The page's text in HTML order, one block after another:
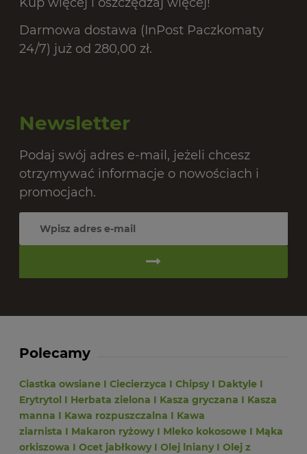
Darmowa dostawa (InPost Paczkomaty
24/7) już od 280,00 zł.
Newsletter
Podaj swój adres e-mail, jeżeli chcesz
otrzymywać informacje o nowościach i
promocjach.
Polecamy
Ciastka owsiane I Ciecierzyca I ChipsyI Daktyle I
Erytrytol I Herbata zielona I Kasza gryczana I Kasza
manna I Kawa rozpuszczalna I Kawa
ziarnista I Makaron ryżowyI Mleko kokosowe I Mąka
orkiszowa I Ocet jabłkowyI Olej lnianyI Olej z